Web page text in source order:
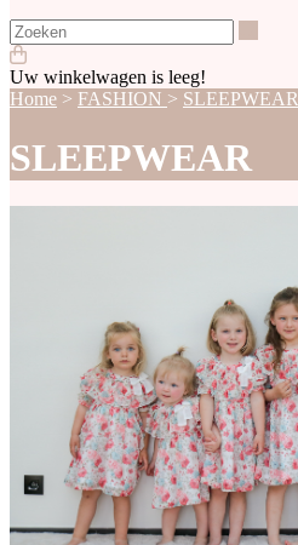
Uw winkelwagen is leeg!
Home > FASHION > SLEEPWEAR
SLEEPWEAR